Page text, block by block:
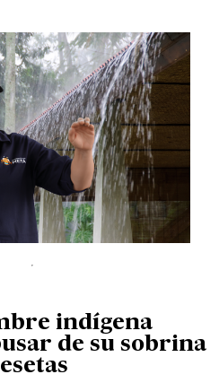
indígena
de su sobrina